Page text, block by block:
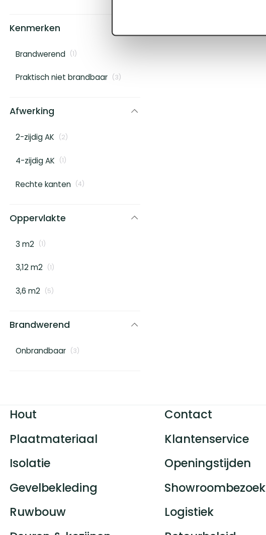
Kenmerken
Brandwerend (1)
Praktisch niet brandbaar (3)
Afwerking
2-zijdig AK (2)
4-zijdig AK (1)
Rechte kanten (4)
Oppervlakte
3 m2 (1)
3,12 m2 (1)
3,6 m2 (5)
Brandwerend
Onbrandbaar (3)
Hout
Plaatmateriaal
Isolatie
Gevelbekleding
Ruwbouw
Contact
Klantenservice
Openingstijden
Showroombezoek
Logistiek